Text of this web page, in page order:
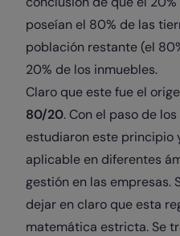
poseían el 80% de las
población restante (el
20% de los inmuebles.
Claro que este fue el
80/20. Con el paso de
estudiaron este principio
aplicable en diferentes
gestión en las empresas.
dejar en claro que esta
matemática estricta. Se